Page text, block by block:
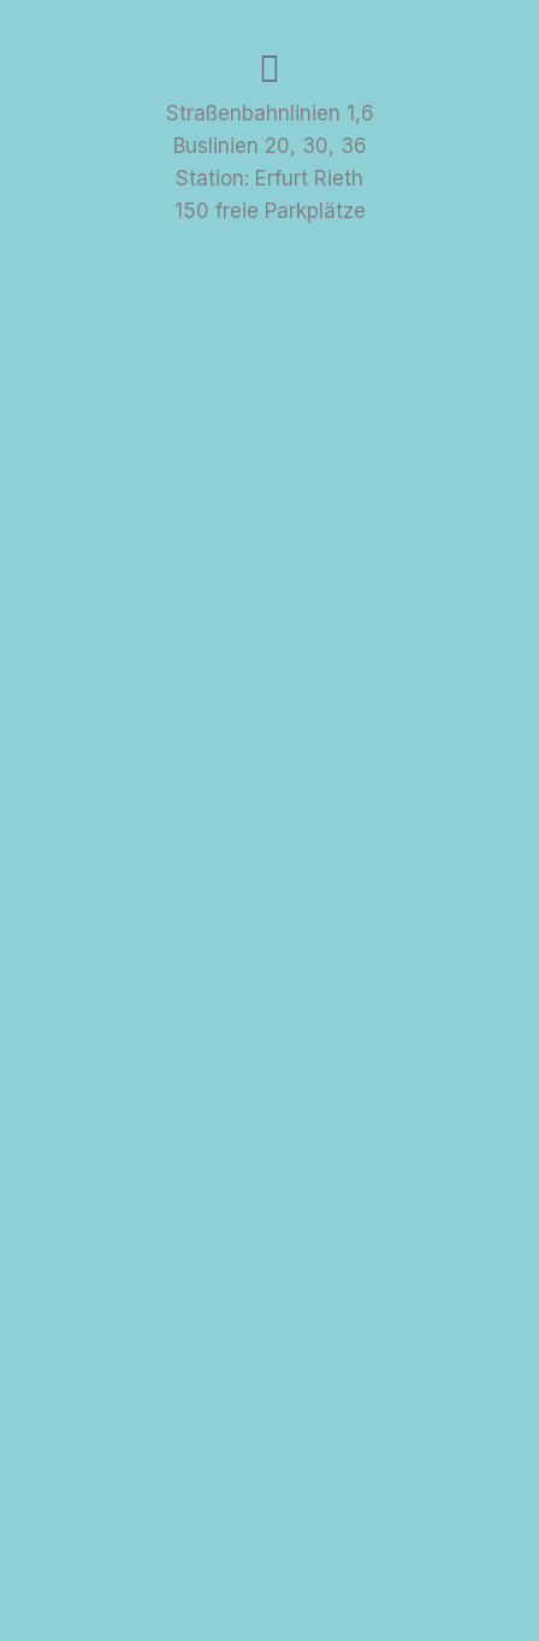
Straßenbahnlinien 1,6
Buslinien 20, 30, 36
Station: Erfurt Rieth
150 freie Parkplätze